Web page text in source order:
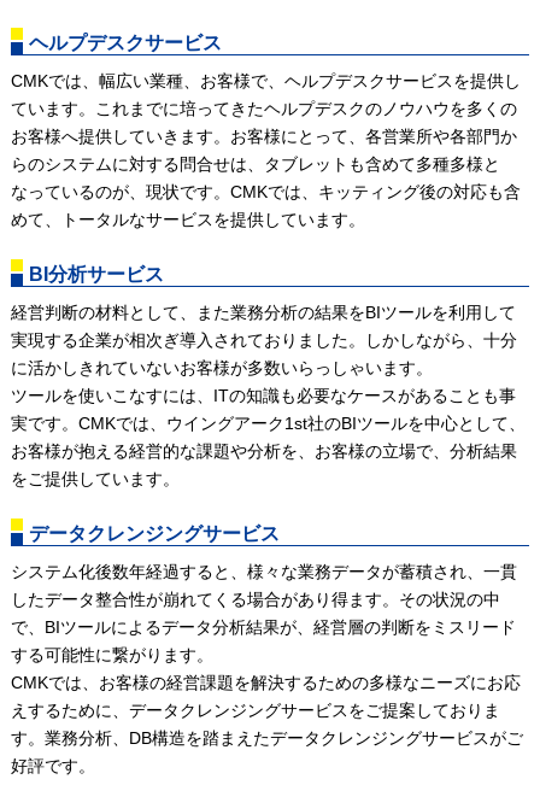
ヘルプデスクサービス
CMKでは、幅広い業種、お客様で、ヘルプデスクサービスを提供し
ています。これまでに培ってきたヘルプデスクのノウハウを多くの
お客様へ提供していきます。お客様にとって、各営業所や各部門か
らのシステムに対する問合せは、タブレットも含めて多種多様と
なっているのが、現状です。CMKでは、キッティング後の対応も含
めて、トータルなサービスを提供しています。
BI分析サービス
経営判断の材料として、また業務分析の結果をBIツールを利用して
実現する企業が相次ぎ導入されておりました。しかしながら、十分
に活かしきれていないお客様が多数いらっしゃいます。
ツールを使いこなすには、ITの知識も必要なケースがあることも事
実です。CMKでは、ウイングアーク1st社のBIツールを中心として、
お客様が抱える経営的な課題や分析を、お客様の立場で、分析結果
をご提供しています。
データクレンジングサービス
システム化後数年経過すると、様々な業務データが蓄積され、一貫
したデータ整合性が崩れてくる場合があり得ます。その状況の中
で、BIツールによるデータ分析結果が、経営層の判断をミスリード
する可能性に繋がります。
CMKでは、お客様の経営課題を解決するための多様なニーズにお応
えするために、データクレンジングサービスをご提案しておりま
す。業務分析、DB構造を踏まえたデータクレンジングサービスがご
好評です。